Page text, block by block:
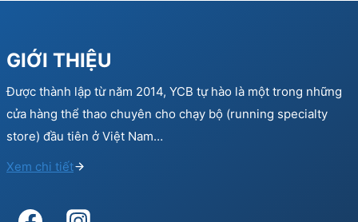
GIỚI THIỆU
Được thành lập từ năm 2014, YCB tự hào là một trong những
cửa hàng thể thao chuyên cho chạy bộ (running specialty
store) đầu tiên ở Việt Nam…
Xem chi tiết